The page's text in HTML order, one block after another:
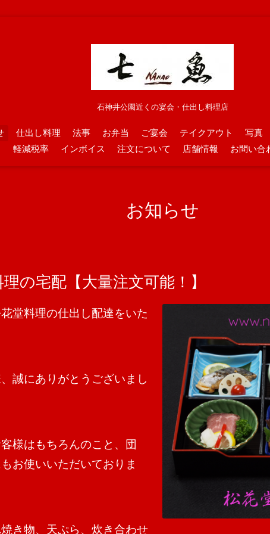
石神井公園近くの宴会・仕出し料理店
仕出し料理 法事 お弁当 ご宴会 テイクアウト 写真
軽減税率
インボイス 注文について 店舗情報 お問い合
お知らせ
の宅配【大量注文可能！】
堂料理の仕出し配達をいた
誠にありがとうございまし
様はもちろんのこと、団
お使いいただいておりま
き物、天ぷら、炊き合わせ